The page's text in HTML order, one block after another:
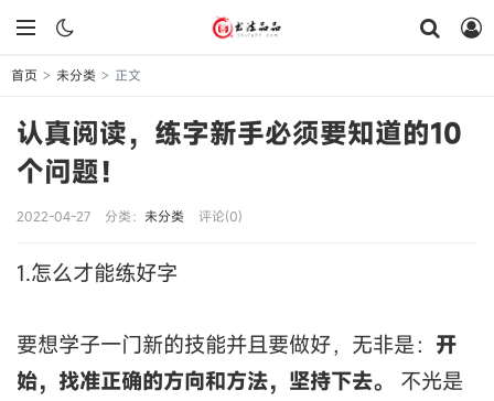
首页 > 未分类 > 正文
认真阅读，练字新手必须要知道的10
个问题！
2022-04-27 分类： 未分类 评论(0)
1.怎么才能练好字
要想学子一门新的技能并且要做好，无非是： 开
始，找准正确的方向和方法，坚持下去。 不光是